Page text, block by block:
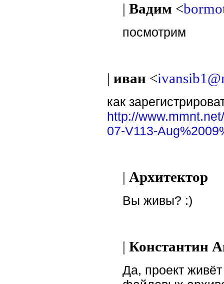
|Вадим <
посмотрим
|иван <
как
http://
07-V113-
| Архитектор
Вы живы? :)
|Константин
Да, проект